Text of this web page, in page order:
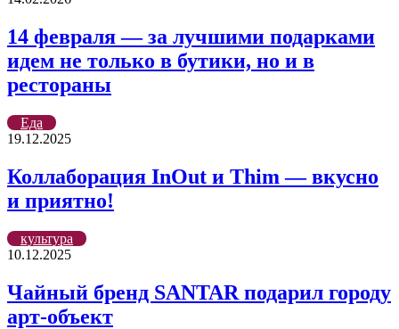
14 февраля — за лучшими подарками
идем не только в бутики, но и в
рестораны
Еда
19.12.2025
Коллаборация InOut и Thim — вкусно
и приятно!
культура
10.12.2025
Чайный бренд SANTAR подарил городу
арт-объект